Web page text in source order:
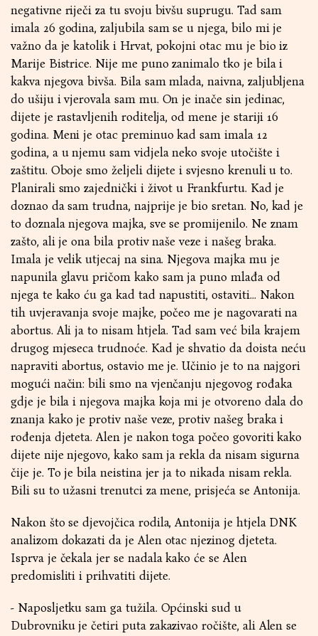
negativne riječi za tu svoju bivšu suprugu. Tad sam
imala 26 godina, zaljubila sam se u njega, bilo mi je
važno da je katolik i Hrvat, pokojni otac mu je bio iz
Marije Bistrice. Nije me puno zanimalo tko je bila i
kakva njegova bivša. Bila sam mlada, naivna, zaljubljena
do ušiju i vjerovala sam mu. On je inače sin jedinac,
dijete je rastavljenih roditelja, od mene je stariji 16
godina. Meni je otac preminuo kad sam imala 12
godina, a u njemu sam vidjela neko svoje utočište i
zaštitu. Oboje smo željeli dijete i svjesno krenuli u to.
Planirali smo zajednički i život u Frankfurtu. Kad je
doznao da sam trudna, najprije je bio sretan. No, kad je
to doznala njegova majka, sve se promijenilo. Ne znam
zašto, ali je ona bila protiv naše veze i našeg braka.
Imala je velik utjecaj na sina. Njegova majka mu je
napunila glavu pričom kako sam ja puno mlađa od
njega te kako ću ga kad tad napustiti, ostaviti… Nakon
tih uvjeravanja svoje majke, počeo me je nagovarati na
abortus. Ali ja to nisam htjela. Tad sam već bila krajem
drugog mjeseca trudnoće. Kad je shvatio da doista neću
napraviti abortus, ostavio me je. Učinio je to na najgori
mogući način: bili smo na vjenčanju njegovog rođaka
gdje je bila i njegova majka koja mi je otvoreno dala do
znanja kako je protiv naše veze, protiv našeg braka i
rođenja djeteta. Alen je nakon toga počeo govoriti kako
dijete nije njegovo, kako sam ja rekla da nisam sigurna
čije je. To je bila neistina jer ja to nikada nisam rekla.
Bili su to užasni trenutci za mene, prisjeća se Antonija.
Nakon što se djevojčica rodila, Antonija je htjela DNK
analizom dokazati da je Alen otac njezinog djeteta.
Isprva je čekala jer se nadala kako će se Alen
predomisliti i prihvatiti dijete.
- Naposljetku sam ga tužila. Općinski sud u
Dubrovniku je četiri puta zakazivao ročište, ali Alen se